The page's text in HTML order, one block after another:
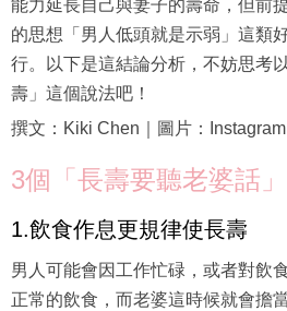
能力延長自己與妻子的壽命，但前
的思想「男人低頭就是示弱」這類
行。以下是這結論分析，不妨思考
壽」這個說法吧！
撰文：Kiki Chen｜圖片：Instagram
3個「長壽要聽老婆話
1.飲食作息更規律使長壽
男人可能會因工作忙碌，或者對飲
正常的飲食，而老婆這時候就會擔